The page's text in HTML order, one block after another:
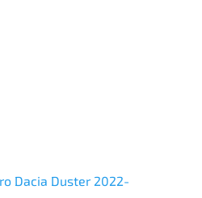
Dacia Duster 2022-